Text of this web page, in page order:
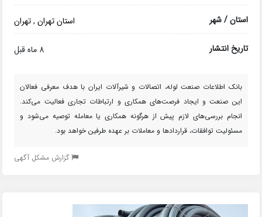
استان / شهر استان تهران,تهران
تاریخ انتشار 8 ماه قبل
بانک اطلاعات صنعت لوله، اتصالات و شیرآلات ایران با هدف معرفی فعالان
این صنعت و ایجاد فرصت‌های همکاری و ارتباطات تجاری فعالیت می‌کند.
انجام بررسی‌های لازم پیش از هرگونه همکاری یا معامله توصیه می‌شود و
مسئولیت توافقات، قراردادها و معاملات بر عهده طرفین خواهد بود.
گزارش مشکل آگهی